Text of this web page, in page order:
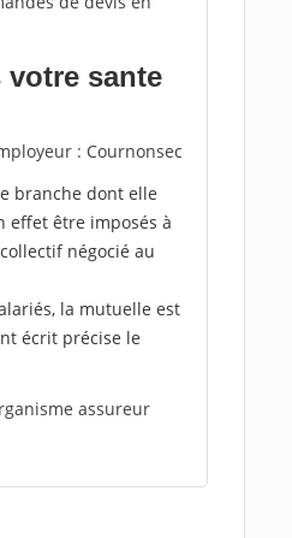
votre sante
: Cournonsec
branche dont elle
effet être imposés à
négocié au
la mutuelle est
écrit précise le
assureur